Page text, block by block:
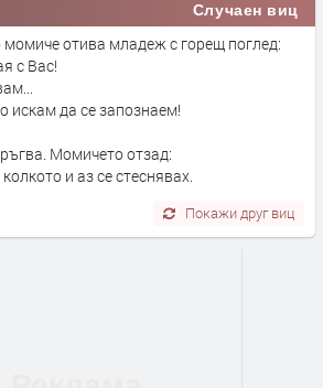
Случаен виц
отива младеж с горещ поглед:
с Вас!
искам да се запознаем!
Момичето отзад:
и аз се стеснявах.
Покажи друг виц